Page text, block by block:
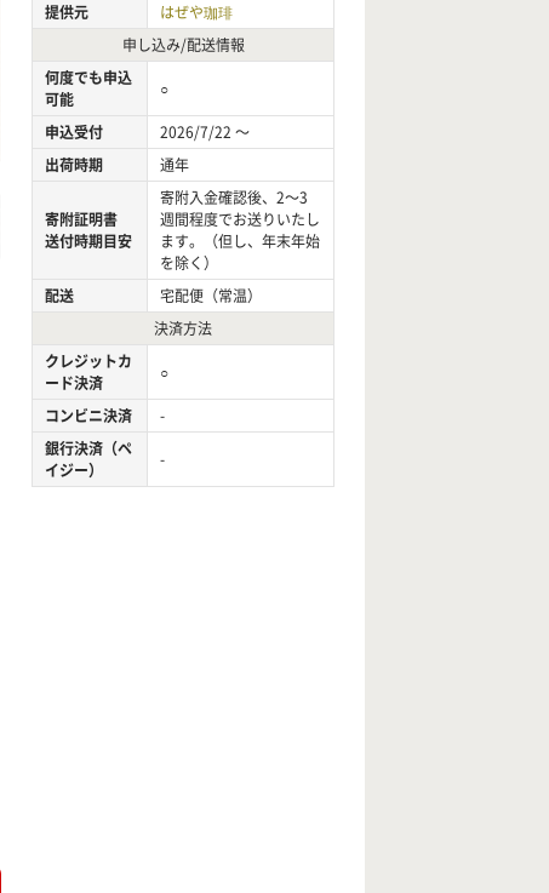
提供元
はぜや珈琲
申し込み/配送情報
何度でも申込
可能
○
申込受付
2026/7/22 ～
出荷時期
通年
寄附証明書
送付時期目安
寄附入金確認後、2～3
週間程度でお送りいたし
ます。（但し、年末年始
を除く）
配送
宅配便（常温）
決済方法
クレジットカ
ード決済
○
コンビニ決済
-
銀行決済（ペ
イジー）
-